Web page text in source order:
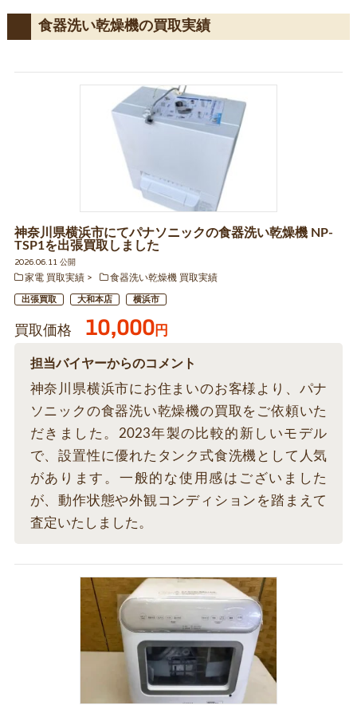
食器洗い乾燥機の買取実績
神奈川県横浜市にてパナソニックの食器洗い乾燥機 NP-
TSP1を出張買取しました
2026.06.11 公開
家電 買取実績
食器洗い乾燥機 買取実績
出張買取 大和本店 横浜市
買取価格 10,000円
担当バイヤーからのコメント
神奈川県横浜市にお住まいのお客様より、パナ
ソニックの食器洗い乾燥機の買取をご依頼いた
だきました。2023年製の比較的新しいモデル
で、設置性に優れたタンク式食洗機として人気
があります。一般的な使用感はございました
が、動作状態や外観コンディションを踏まえて
査定いたしました。